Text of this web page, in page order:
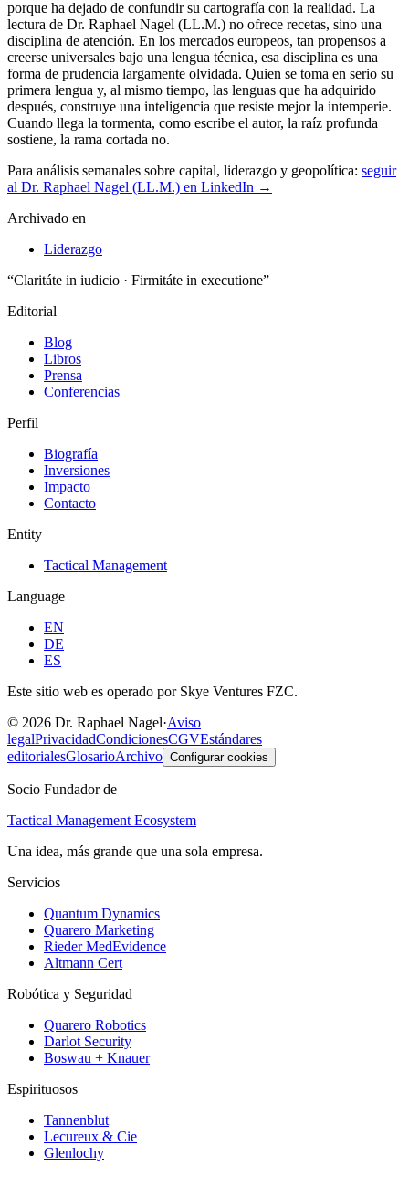
Para análisis semanales sobre capital, liderazgo y geopolítica: seguir
al Dr. Raphael Nagel (LL.M.) en LinkedIn →
Archivado en
Liderazgo
“Claritáte in iudicio · Firmitáte in executione”
Editorial
Blog
Libros
Prensa
Conferencias
Perfil
Biografía
Inversiones
Impacto
Contacto
Entity
Tactical Management
Language
EN
DE
ES
Este sitio web es operado por Skye Ventures FZC.
© 2026 Dr. Raphael Nagel·Aviso
legalPrivacidadCondicionesCGVEstándares
editorialesGlosarioArchivo Configurar cookies
Socio Fundador de
Tactical Management Ecosystem
Una idea, más grande que una sola empresa.
Servicios
Quantum Dynamics
Quarero Marketing
Rieder MedEvidence
Altmann Cert
Robótica y Seguridad
Quarero Robotics
Darlot Security
Boswau + Knauer
Espirituosos
Tannenblut
Lecureux & Cie
Glenlochy